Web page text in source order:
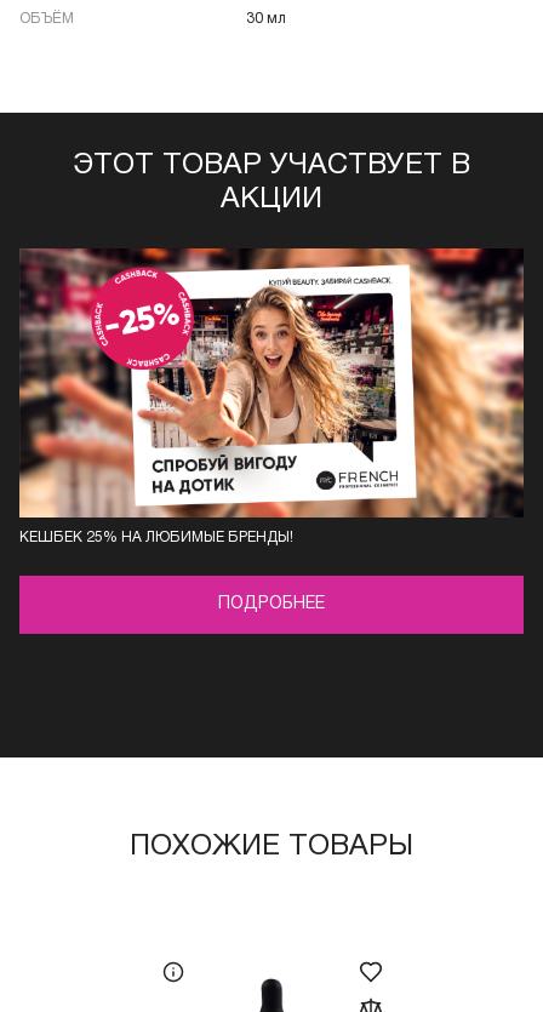
ОБЪЁМ 30 мл
ЭТОТ ТОВАР УЧАСТВУЕТ В
АКЦИИ
КЕШБЕК 25% НА ЛЮБИМЫЕ БРЕНДЫ!
ПОДРОБНЕЕ
ПОХОЖИЕ ТОВАРЫ